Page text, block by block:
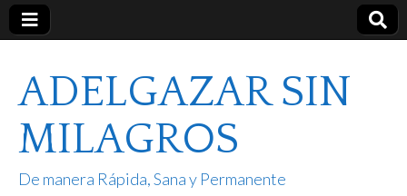
ADELGAZAR SIN
MILAGROS
De manera Rápida, Sana y Permanente